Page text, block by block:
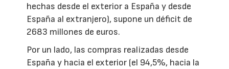
hechas desde el exterior a España y desde
España al extranjero), supone un déficit de
2683 millones de euros.
Por un lado, las compras realizadas desde
España y hacia el exterior (el 94,5%, hacia la